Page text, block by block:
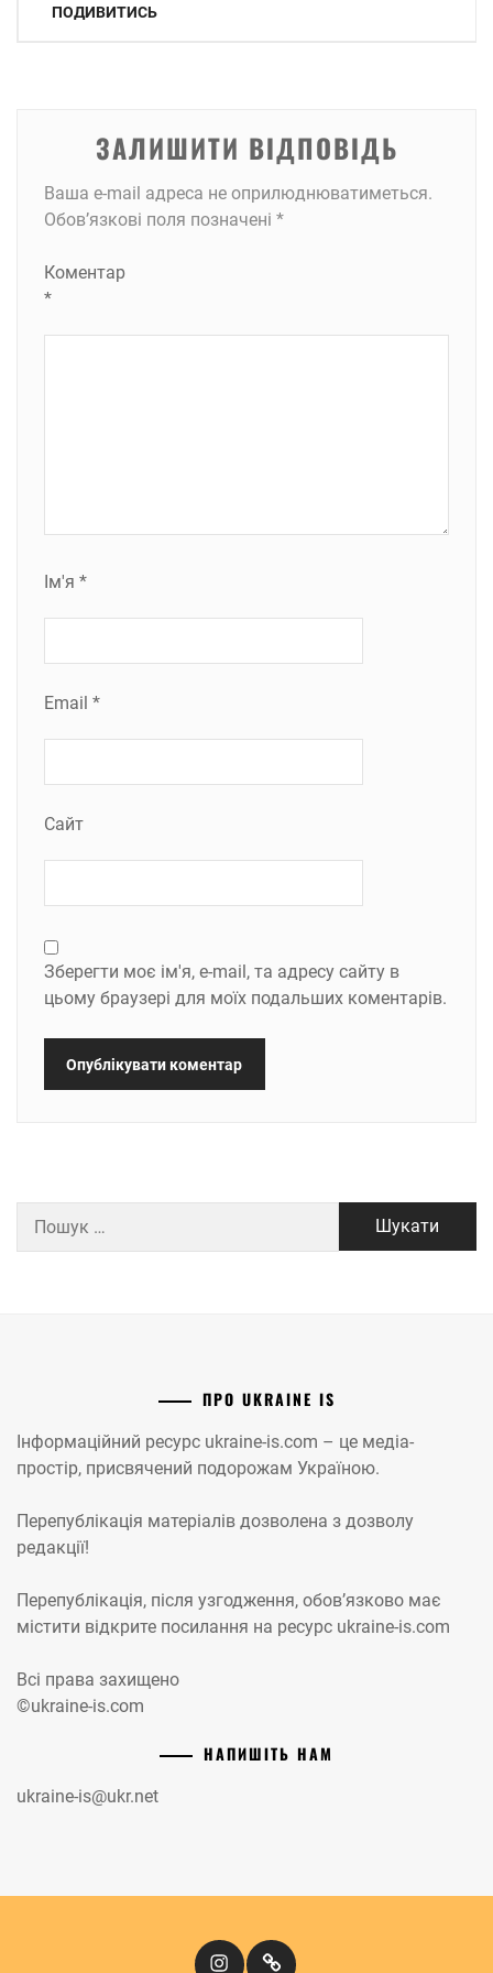
записів
ПОДИВИТИСЬ
ЗАЛИШИТИ ВІДПОВІДЬ
Ваша e-mail адреса не оприлюднюватиметься.
Обов’язкові поля позначені *
Коментар
*
Ім'я *
Email *
Сайт
Зберегти моє ім'я, e-mail, та адресу сайту в
цьому браузері для моїх подальших коментарів.
ПРО UKRAINE IS
Інформаційний ресурс ukraine-is.com – це медіа-
простір, присвячений подорожам Україною.
Перепублікація матеріалів дозволена з дозволу
редакції!
Перепублікація, після узгодження, обов’язково має
містити відкрите посилання на ресурс ukraine-is.com
Всі права захищено
©ukraine-is.com
НАПИШІТЬ НАМ
ukraine-is@ukr.net
InstagramКіномандри